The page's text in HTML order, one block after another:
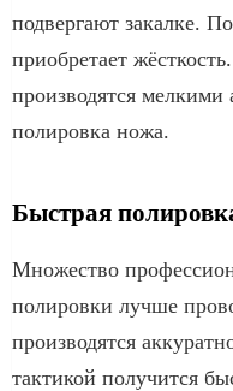
подвергают закалке.
приобретает
производятся мелкими
полировка ножа.
Быстрая
Множество
полировки лучше
производятся
тактикой получится